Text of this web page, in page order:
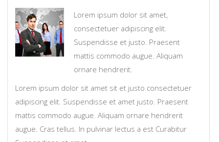
Lorem ipsum dolor sit amet,
consectetuer adipiscing elit.
Suspendisse et justo. Praesent
mattis commodo augue. Aliquam
ornare hendrerit.
Lorem ipsum dolor sit amet sit et justo consectetuer
adipiscing elit. Suspendisse et amet justo. Praesent
mattis commodo augue. Aliquam ornare hendrerit
augue. Cras tellus. In pulvinar lectus a est Curabitur